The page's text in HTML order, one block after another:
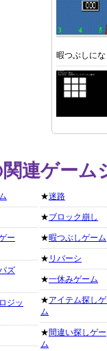
暇つぶしに
連ゲーム
ー
ズ
ジッ
★迷路
★ブロック崩し
★暇つぶしゲーム
★ リバーシ
★一休みゲーム
★アイテム探し
ム
★間違い探しゲー
ム